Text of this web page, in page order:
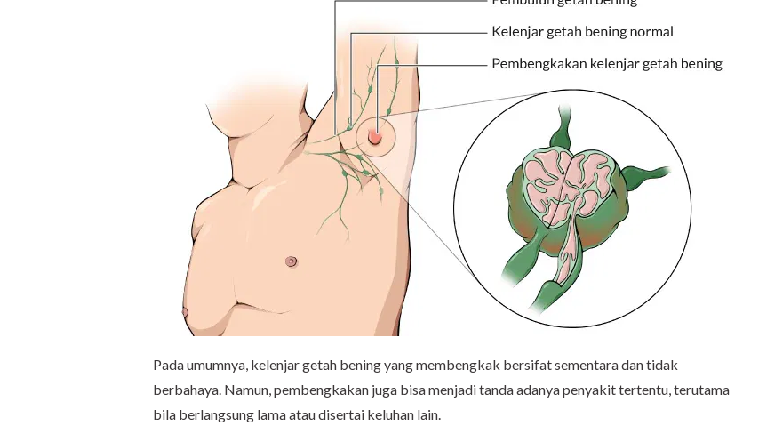
Pada umumnya, kelenjar getah bening yang membengkak bersifat sementara dan tidak
berbahaya. Namun, pembengkakan juga bisa menjadi tanda adanya penyakit tertentu, terutama
bila berlangsung lama atau disertai keluhan lain.